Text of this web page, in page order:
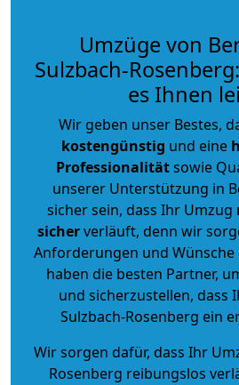
Umzüge von
Sulzbach-
es Ihnen
Wir geben unser Bestes,
kostengünstig und eine
Professionalitätsowie
unserer Unterstützung in
sicher sein, dass Ihr Umzug
sicherverläuft, denn wir
Anforderungen und
haben die besten Partner,
und sicherzustellen, dass
Sulzbach-Rosenberg ein
Wir sorgen dafür, dass Ihr
Rosenberg reibungslos